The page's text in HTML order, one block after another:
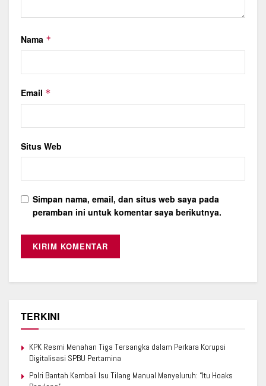
Nama *
Email *
Situs Web
Simpan nama, email, dan situs web saya pada
peramban ini untuk komentar saya berikutnya.
TERKINI
KPK Resmi Menahan Tiga Tersangka dalam Perkara Korupsi
Digitalisasi SPBU Pertamina
Polri Bantah Kembali Isu Tilang Manual Menyeluruh: “Itu Hoaks